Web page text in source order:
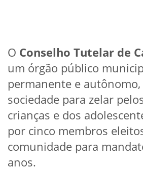
O Conselho Tutelar de
um órgão público
permanente e
sociedade para zelar
crianças e dos
por cinco membros
comunidade para
anos.